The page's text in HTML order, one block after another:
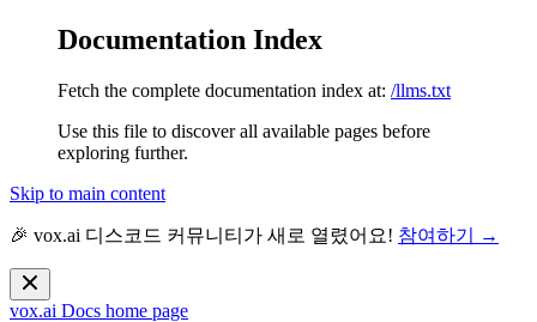
Documentation Index
Fetch the complete documentation index at: /llms.txt
Use this file to discover all available pages before
exploring further.
Skip to main content
🎉 vox.ai 디스코드 커뮤니티가 새로 열렸어요! 참여하기 →
vox.ai Docs home page